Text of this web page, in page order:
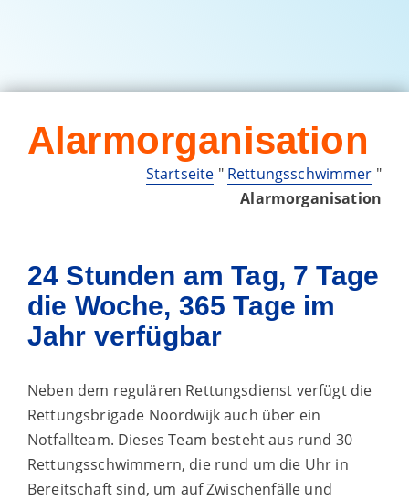
Alarmorganisation
Startseite " Rettungsschwimmer "
Alarmorganisation
24 Stunden am Tag, 7 Tage
die Woche, 365 Tage im
Jahr verfügbar
Neben dem regulären Rettungsdienst verfügt die
Rettungsbrigade Noordwijk auch über ein
Notfallteam. Dieses Team besteht aus rund 30
Rettungsschwimmern, die rund um die Uhr in
Bereitschaft sind, um auf Zwischenfälle und